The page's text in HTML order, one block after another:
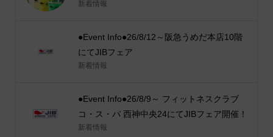
新着情報
●Event Info●26/8/12～阪急うめだ本店10階
にてJIBフェア
新着情報
●Event Info●26/8/9～ フィットネスクラブ
コ・ス・パ 西神中央24にてJIBフェア開催！
新着情報